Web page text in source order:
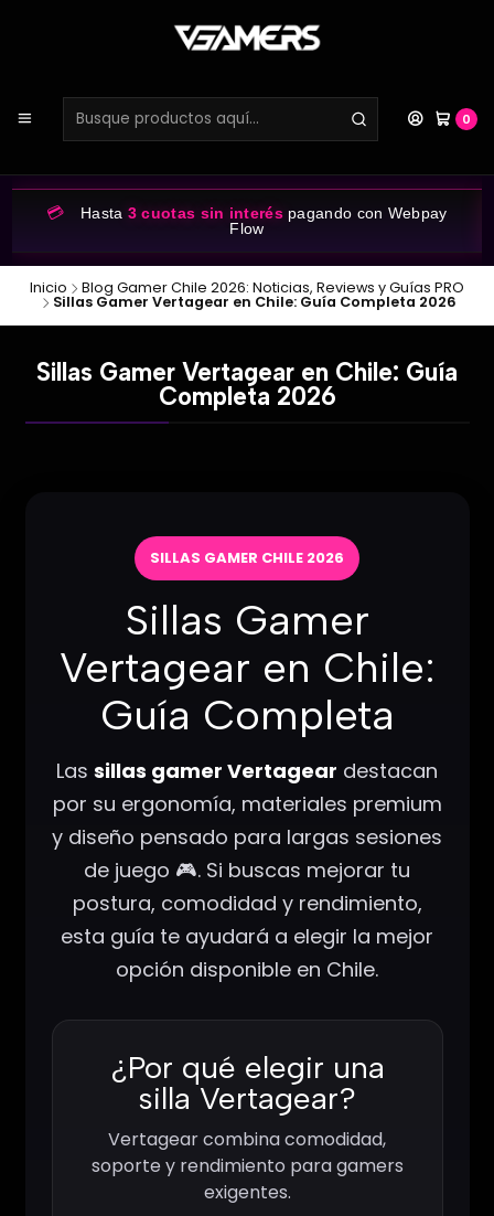
0
💳 Hasta 3 cuotas sin interéspagando con Webpay
Flow
Inicio Blog Gamer Chile 2026: Noticias, Reviews y Guías PRO
Sillas Gamer Vertagear en Chile: Guía Completa 2026
Sillas Gamer Vertagear en Chile: Guía
Completa 2026
SILLAS GAMER CHILE 2026
Sillas Gamer
Vertagear en Chile:
Guía Completa
Las sillas gamer Vertagear destacan
por su ergonomía, materiales premium
y diseño pensado para largas sesiones
de juego 🎮. Si buscas mejorar tu
postura, comodidad y rendimiento,
esta guía te ayudará a elegir la mejor
opción disponible en Chile.
¿Por qué elegir una
silla Vertagear?
Vertagear combina comodidad,
soporte y rendimiento para gamers
exigentes.